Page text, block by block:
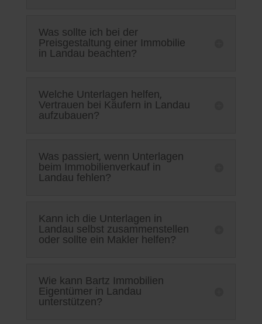
Was sollte ich bei der
Preisgestaltung einer Immobilie
in Landau beachten?
Welche Unterlagen helfen,
Vertrauen bei Käufern in Landau
aufzubauen?
Was passiert, wenn Unterlagen
beim Immobilienverkauf in
Landau fehlen?
Kann ich die Unterlagen in
Landau selbst zusammenstellen
oder sollte ein Makler helfen?
Wie kann Bartz Immobilien
Eigentümer in Landau
unterstützen?